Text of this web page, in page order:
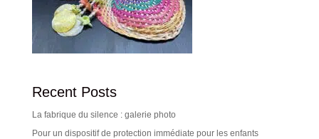
Recent Posts
La fabrique du silence : galerie photo
Pour un dispositif de protection immédiate pour les enfants